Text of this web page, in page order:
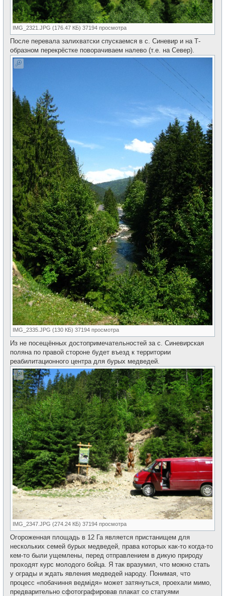
IMG_2321.JPG (176.47 КБ) 37194 просмотра
После перевала залихватски спускаемся в с. Синевир и на Т-
образном перекрёстке поворачиваем налево (т.е. на Север).
IMG_2335.JPG (130 КБ) 37194 просмотра
Из не посещённых достопримечательностей за с. Синевирская
поляна по правой стороне будет въезд к территории
реабилитационного центра для бурых медведей.
IMG_2347.JPG (274.24 КБ) 37194 просмотра
Огороженная площадь в 12 Га является пристанищем для
нескольких семей бурых медведей, права которых как-то когда-то
кем-то были ущемлены, перед отправлением в дикую природу
проходят курс молодого бойца. Я так вразумил, что можно стать
у ограды и ждать явления медведей народу. Понимая, что
процесс «побачиння ведмідя» может затянуться, проехали мимо,
предварительно сфотографировав плакат со статуями